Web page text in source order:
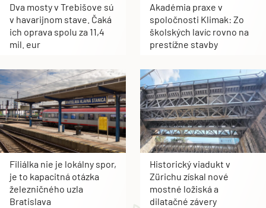
Dva mosty v Trebišove sú
v havarijnom stave. Čaká
ich oprava spolu za 11,4
mil. eur
Akadémia praxe v
spoločnosti Klimak: Zo
školských lavíc rovno na
prestížne stavby
Filiálka nie je lokálny spor,
je to kapacitná otázka
železničného uzla
Bratislava
Historický viadukt v
Zürichu získal nové
mostné ložiská a
dilatačné závery